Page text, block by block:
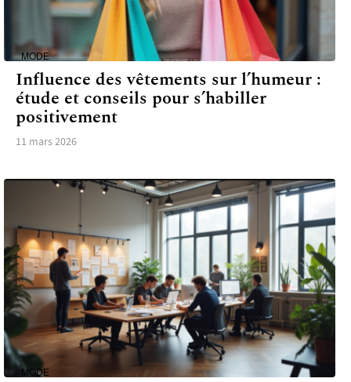
MODE
Influence des vêtements sur l’humeur :
étude et conseils pour s’habiller
positivement
11 mars 2026
MODE